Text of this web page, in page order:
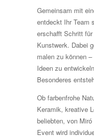
Gemeinsam mit
entdeckt Ihr Team
erschafft Schritt
Kunstwerk. Dabei
malen zu können
Ideen zu
Besonderes
Ob farbenfrohe
Keramik, kreative
beliebten, von
Event wird